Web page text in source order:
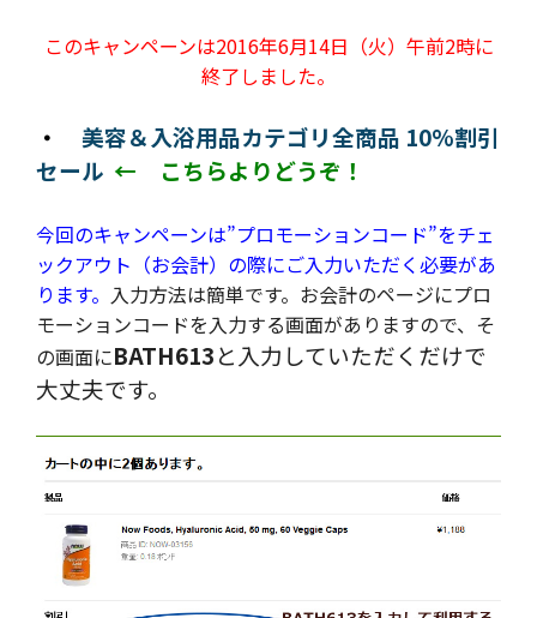
このキャンペーンは2016年6月14日（火）午前2時に
終了しました。
・ 美容＆入浴用品カテゴリ全商品 10%割引
セール ← こちらよりどうぞ！
今回のキャンペーンは”プロモーションコード”をチェ
ックアウト（お会計）の際にご入力いただく必要があ
ります。 入力方法は簡単です。お会計のページにプロ
モーションコードを入力する画面がありますので、そ
の画面にBATH613と入力していただくだけで
大丈夫です。